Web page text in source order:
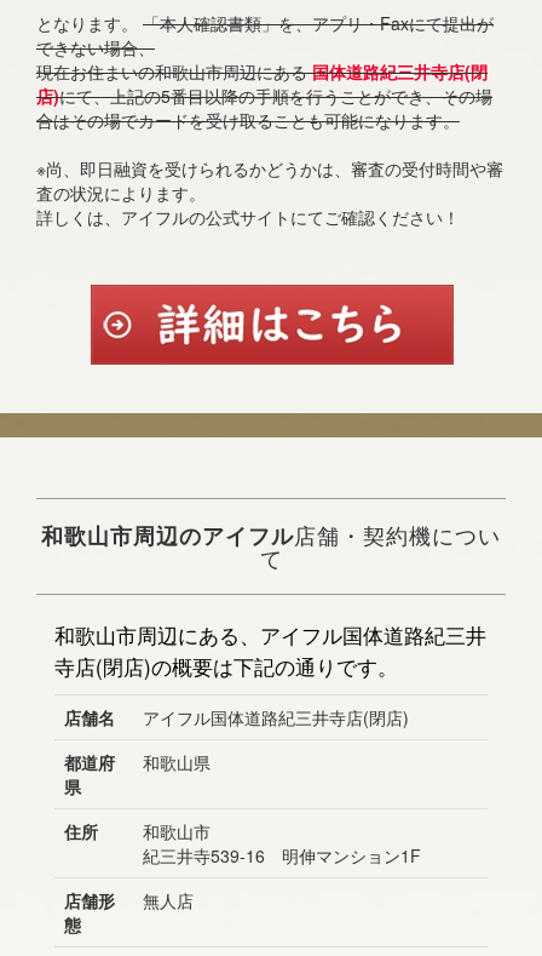
となります。 「本人確認書類」を、アプリ・Faxにて提出が
できない場合、
現在お住まいの和歌山市周辺にある国体道路紀三井寺店(閉
店)にて、上記の5番目以降の手順を行うことができ、その場
合はその場でカードを受け取ることも可能になります。
※尚、即日融資を受けられるかどうかは、審査の受付時間や審
査の状況によります。
詳しくは、アイフルの公式サイトにてご確認ください！
和歌山市周辺のアイフル店舗・契約機につい
て
和歌山市周辺にある、アイフル国体道路紀三井
寺店(閉店)の概要は下記の通りです。
店舗名
アイフル国体道路紀三井寺店(閉店)
都道府
県
和歌山県
住所
和歌山市
紀三井寺539-16 明伸マンション1F
店舗形
態
無人店